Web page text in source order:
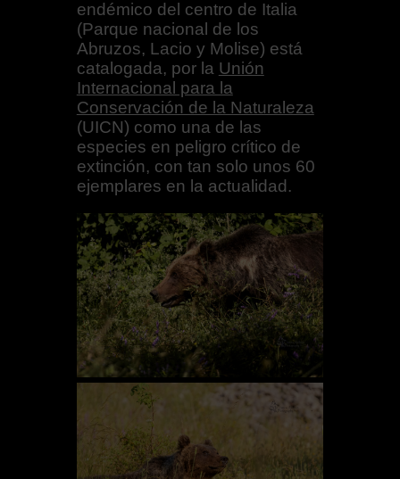
endémico del centro de Italia
(Parque nacional de los
Abruzos, Lacio y Molise) está
catalogada, por la Unión
Internacional para la
Conservación de la Naturaleza
(UICN) como una de las
especies en peligro crítico de
extinción, con tan solo unos 60
ejemplares en la actualidad.